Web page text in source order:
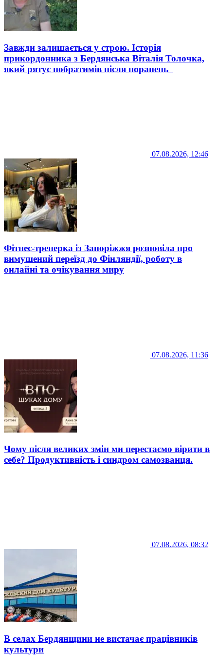
Завжди залишається у строю. Історія
прикордонника з Бердянська Віталія Толочка,
який рятує побратимів після поранень
07.08.2026, 12:46
Фітнес-тренерка із Запоріжжя розповіла про
вимушений переїзд до Фінляндії, роботу в
онлайні та очікування миру
07.08.2026, 11:36
Чому після великих змін ми перестаємо вірити в
себе? Продуктивність і синдром самозванця.
07.08.2026, 08:32
В селах Бердянщини не вистачає працівників
культури